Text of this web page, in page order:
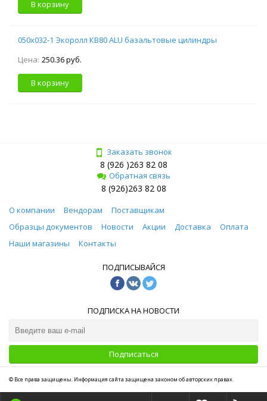
В корзину
050х032-1 Экоролл КВ80 ALU базальтовые цилиндры
Цена: 250.36 руб.
В корзину
Заказать звонок
8 (926 )263 82 08
Обратная связь
8 (926)263 82 08
О компании Вендорам
Поставщикам
Образцы документов
Новости Акции Доставка
Оплата
Наши магазины
Контакты
ПОДПИСЫВАЙСЯ
ПОДПИСКА НА НОВОСТИ
Подписаться
© Все права защищены. Информация сайта защищена законом об авторских правах.